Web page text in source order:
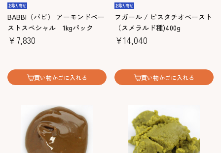
BABBI（バビ） アーモンドペー
ストスペシャル 1kgパック
￥7,830
買い物かごに入れる
フガール / ピスタチオペースト
（スメラルド種)400g
￥14,040
買い物かごに入れる